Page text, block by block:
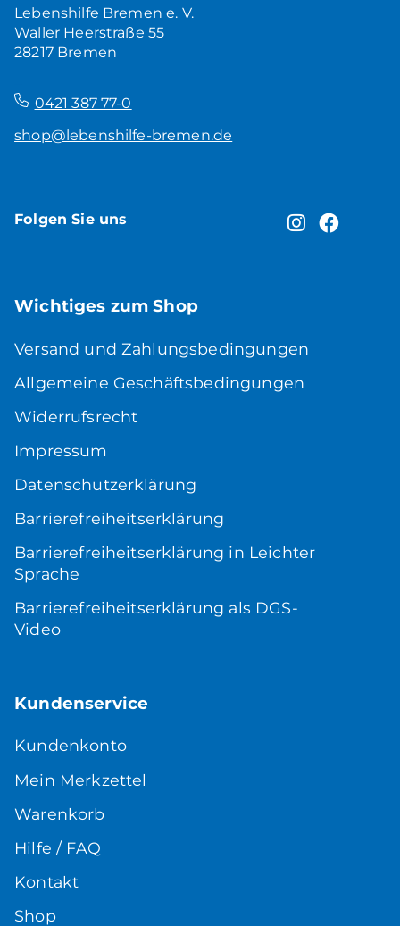
Lebenshilfe Bremen e. V.
Waller Heerstraße 55
28217 Bremen
0421 387 77-0
shop@lebenshilfe-bremen.de
Folgen Sie uns
Wichtiges zum Shop
Versand und Zahlungsbedingungen
Allgemeine Geschäftsbedingungen
Widerrufsrecht
Impressum
Datenschutzerklärung
Barrierefreiheitserklärung
Barrierefreiheitserklärung in Leichter
Sprache
Barrierefreiheitserklärung als DGS-
Video
Kundenservice
Kundenkonto
Mein Merkzettel
Warenkorb
Hilfe / FAQ
Kontakt
Shop